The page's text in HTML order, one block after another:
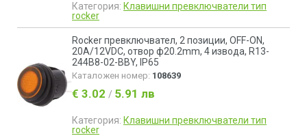
Категория: Клавишни превключватели тип
rocker
Rocker превключвател, 2 позиции, OFF-ON,
20A/12VDC, отвор ф20.2mm, 4 извода, R13-
244B8-02-BBY, IP65
Каталожен номер: 108639
€ 3.02 / 5.91 лв
Категория: Клавишни превключватели тип
rocker